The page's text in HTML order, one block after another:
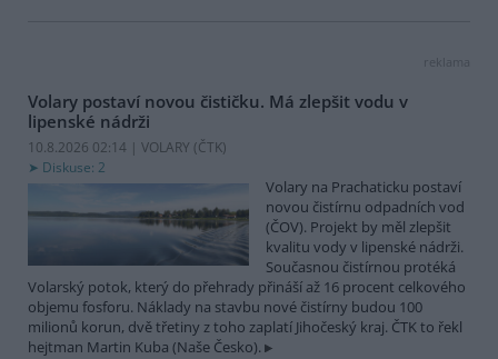
reklama
Volary postaví novou čističku. Má zlepšit vodu v
lipenské nádrži
10.8.2026 02:14 | VOLARY (ČTK)
Diskuse: 2
Volary na Prachaticku postaví
novou čistírnu odpadních vod
(ČOV). Projekt by měl zlepšit
kvalitu vody v lipenské nádrži.
Současnou čistírnou protéká
Volarský potok, který do přehrady přináší až 16 procent celkového
objemu fosforu. Náklady na stavbu nové čistírny budou 100
milionů korun, dvě třetiny z toho zaplatí Jihočeský kraj. ČTK to řekl
hejtman Martin Kuba (Naše Česko).